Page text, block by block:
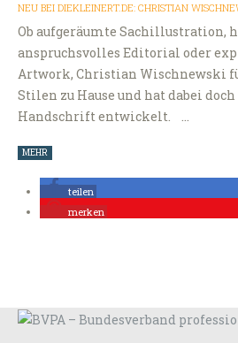
NEU BEI DIEKLEINERT.DE: CHRISTIAN
Ob aufgeräumte Sachillustration,
anspruchsvolles Editorial oder
Artwork, Christian Wischnewski
Stilen zu Hause und hat dabei
Handschrift entwickelt. …
MEHR
teilen
merken